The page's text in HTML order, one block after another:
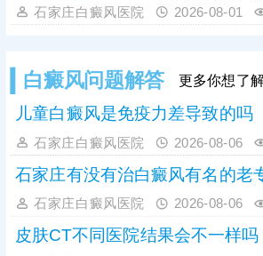
部出现，无扩散
人眼观察有局限
势互补，查得详
断清楚再结合患
疗，避免走上治白
石家庄白癜风医院 2026-08-01
白癜风问题解答 更多你想了
儿童白癜风是免疫力差导致的吗
石家庄白癜风医院 2026-08-06
石家庄有没有治白癜风有名的老
石家庄白癜风医院 2026-08-06
皮肤CT不同医院结果会不一样吗